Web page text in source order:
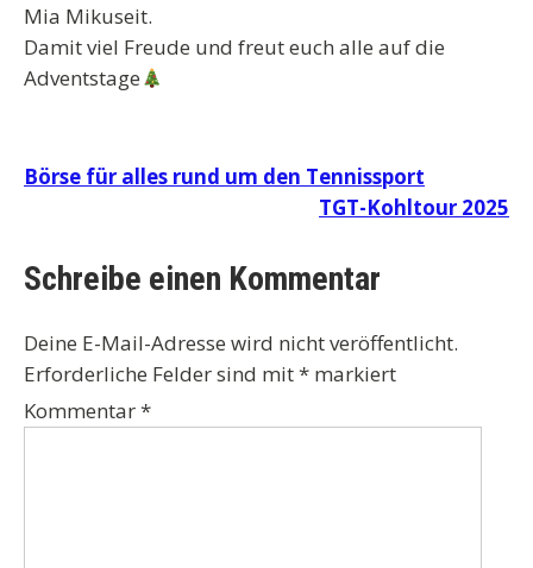
Mia Mikuseit.
Damit viel Freude und freut euch alle auf die
Adventstage
Beitragsnavigation
Börse für alles rund um den Tennissport
TGT-Kohltour 2025
Schreibe einen Kommentar
Deine E-Mail-Adresse wird nicht veröffentlicht.
Erforderliche Felder sind mit* markiert
Kommentar*